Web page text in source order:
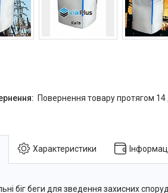
повернення товару протягом 14
Характеристики
біг беги для зведення захисних